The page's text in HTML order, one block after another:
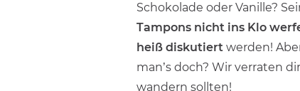
Schokolade oder Vanille?
Tampons nicht ins Klo
heiß diskutiert werden!
man’s doch? Wir verraten
wandern sollten!